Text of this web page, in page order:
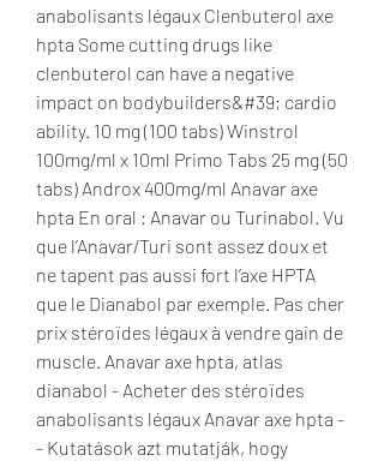
anabolisants légaux Clenbuterol axe
hpta Some cutting drugs like
clenbuterol can have a negative
impact on bodybuilders&#39; cardio
ability. 10 mg (100 tabs) Winstrol
100mg/ml x 10ml Primo Tabs 25 mg (50
tabs) Androx 400mg/ml Anavar axe
hpta En oral : Anavar ou Turinabol. Vu
que l’Anavar/Turi sont assez doux et
ne tapent pas aussi fort l’axe HPTA
que le Dianabol par exemple. Pas cher
prix stéroïdes légaux à vendre gain de
muscle. Anavar axe hpta, atlas
dianabol - Acheter des stéroïdes
anabolisants légaux Anavar axe hpta -
- Kutatások azt mutatják, hogy